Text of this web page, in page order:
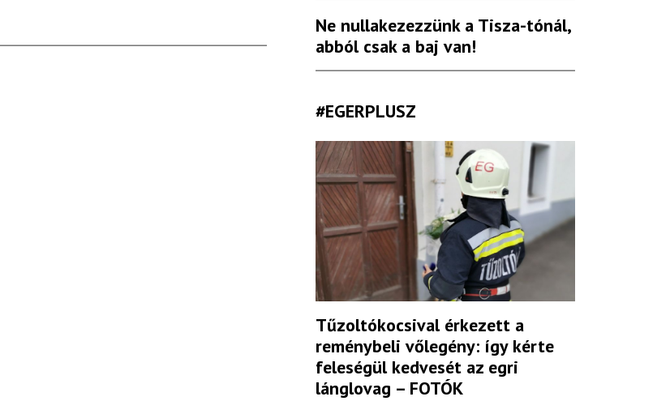
Ne nullakezezzünk a Tisza-tónál,
abból csak a baj van!
#EGERPLUSZ
Tűzoltókocsival érkezett a
reménybeli vőlegény: így kérte
feleségül kedvesét az egri
lánglovag – FOTÓK